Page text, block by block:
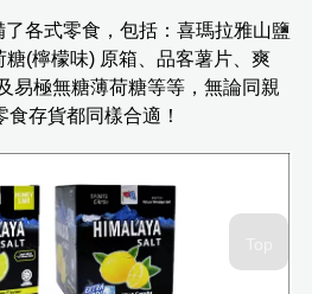
了各式零食，包括：喜瑪拉雅山鹽
(檸檬味) 原箱、品客薯片、爽
易極無糖薄荷糖等等，無論同親
存貨都同樣合適！